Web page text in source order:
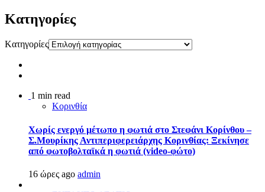
Kατηγορίες
Kατηγορίες
1 min read
Κορινθία
Χωρίς ενεργό μέτωπο η φωτιά στο Στεφάνι Κορίνθου –
Σ.Μουρίκης Αντιπεριφερειάρχης Κορινθίας: Ξεκίνησε
από φωτοβολταϊκά η φωτιά (video-φώτο)
16 ώρες ago admin